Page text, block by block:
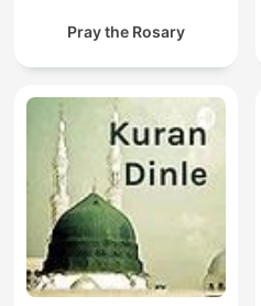
Pray the Rosary